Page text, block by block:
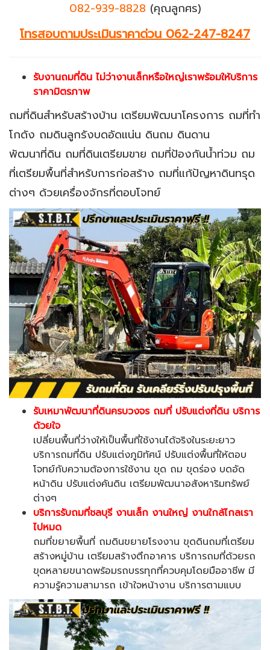
082-939-8828 (คุณลูกศร)
โทรสอบถามประเมินราคาด่วน 062-247-8247
รับงานถมที่ดิน ไม่ว่างานเล็กหรือใหญ่เราพร้อมให้บริการ
ราคามิตรภาพ
ถมที่ดินสำหรับสร้างบ้าน เตรียมพัฒนาโครงการ ถมที่ทำ
โกดัง ถมดินลูกรังบดอัดแน่น ดินถม ดินดาน
พัฒนาที่ดิน ถมที่ดินเตรียมขาย ถมที่ป้องกันน้ำท่วม ถม
ที่เตรียมพื้นที่สำหรับการก่อสร้าง ถมที่แก้ปัญหาดินทรุด
ต่างๆ ด้วยเครื่องจักรที่ตอบโจทย์
รับเหมาพัฒนาที่ดินครบวงจร ถมที่ ปรับแต่งที่ดิน บริการ
ด้วยใจ
เปลี่ยนพื้นที่ว่างให้เป็นพื้นที่ใช้งานได้จริงในระยะยาว
บริการถมที่ดิน ปรับแต่งภูมิทัศน์ ปรับแต่งพื้นที่ให้ตอบ
โจทย์กับความต้องการใช้งาน ขุด ถม ขุดร่อง บดอัด
หน้าดิน ปรับแต่งคันดิน เตรียมพัฒนาอสังหาริมทรัพย์
ต่างๆ
บริการรับถมที่ชลบุรี งานเล็ก งานใหญ่ งานใกล้ไกลเรา
ไปหมด
ถมที่ขยายพื้นที่ ถมดินขยายโรงงาน ขุดดินถมที่เตรียม
สร้างหมู่บ้าน เตรียมสร้างตึกอาคาร บริการถมที่ด้วยรถ
ขุดหลายขนาดพร้อมรถบรรทุกที่ควบคุมโดยมืออาชีพ มี
ความรู้ความสามารถ เข้าใจหน้างาน บริการตามแบบ